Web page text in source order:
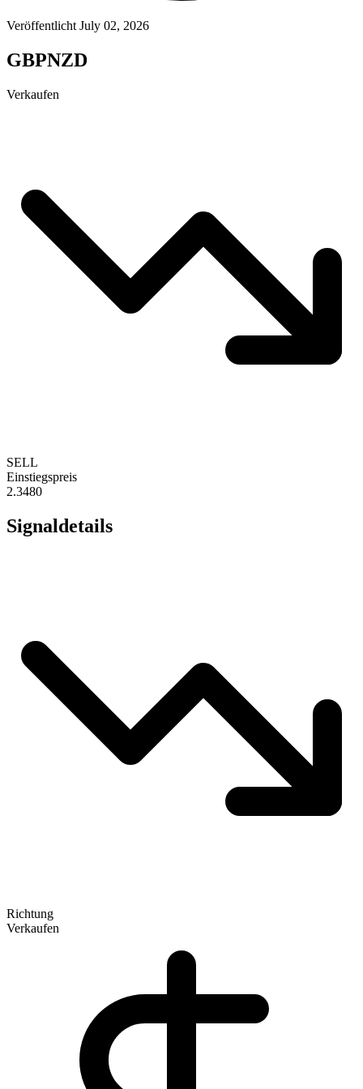
Veröffentlicht July 02, 2026
GBPNZD
Verkaufen
SELL
Einstiegspreis
2.3480
Signaldetails
Richtung
Verkaufen